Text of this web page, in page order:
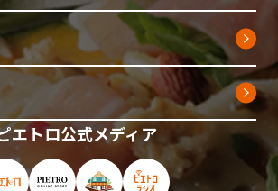
エトロ公式メディア